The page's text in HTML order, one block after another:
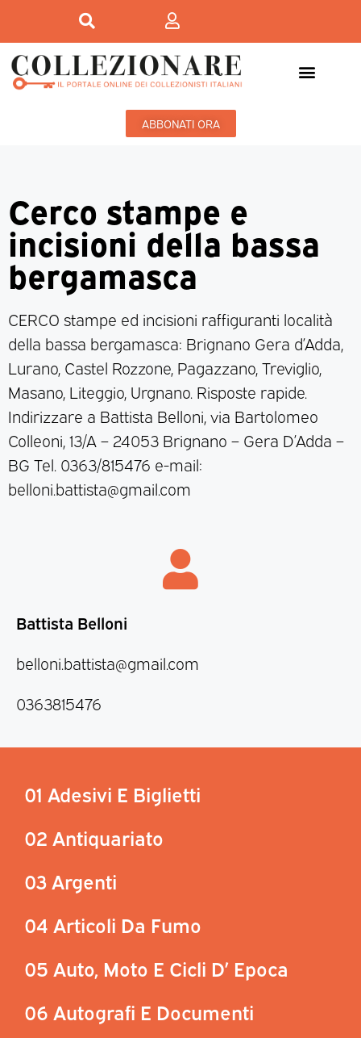
ABBONATI ORA
Cerco stampe e
incisioni della bassa
bergamasca
CERCO stampe ed incisioni raffiguranti località
della bassa bergamasca: Brignano Gera d’Adda,
Lurano, Castel Rozzone, Pagazzano, Treviglio,
Masano, Liteggio, Urgnano. Risposte rapide.
Indirizzare a Battista Belloni, via Bartolomeo
Colleoni, 13/A – 24053 Brignano – Gera D’Adda –
BG Tel. 0363/815476 e-mail:
belloni.battista@gmail.com
Battista Belloni
belloni.battista@gmail.com
0363815476
01 Adesivi E Biglietti
02 Antiquariato
03 Argenti
04 Articoli Da Fumo
05 Auto, Moto E Cicli D’ Epoca
06 Autografi E Documenti